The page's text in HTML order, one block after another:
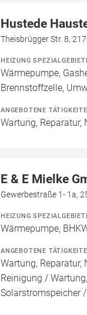
Hustede
Theisbrügger Str. 8,
HEIZUNG
Wärmepumpe,
Brennstoffzelle,
ANGEBOTENE
Wartung,
E & E Mielke
Gewerbestraße 1- 1a,
HEIZUNG
Wärmepumpe,
ANGEBOTENE
Wartung,
Reinigung /
Solarstromspeicher